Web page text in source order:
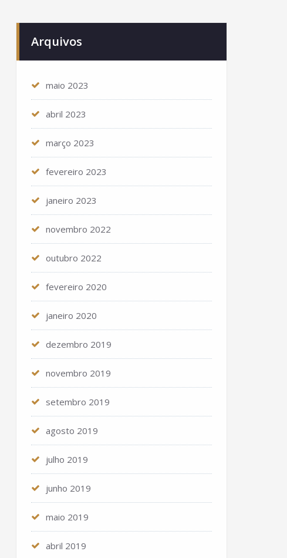
Arquivos
maio 2023
abril 2023
março 2023
fevereiro 2023
janeiro 2023
novembro 2022
outubro 2022
fevereiro 2020
janeiro 2020
dezembro 2019
novembro 2019
setembro 2019
agosto 2019
julho 2019
junho 2019
maio 2019
abril 2019